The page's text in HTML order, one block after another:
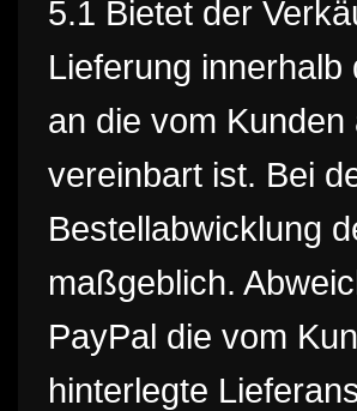
5.1 Bietet der
Lieferung
an die vom
vereinbart ist. Bei
Bestellabwicklung
maßgeblich.
PayPal die vom
hinterlegte